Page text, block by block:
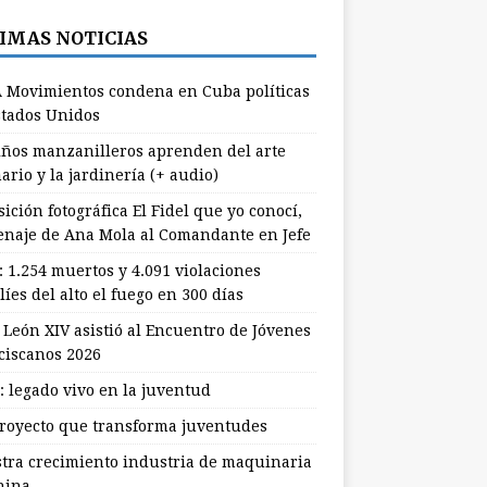
NOTICIAS
Movimientos condena en Cuba políticas
Unidos
manzanilleros aprenden del arte
y la jardinería (+ audio)
fotográfica El Fidel que yo conocí,
de Ana Mola al Comandante en Jefe
1.254 muertos y 4.091 violaciones
del alto el fuego en 300 días
León XIV asistió al Encuentro de Jóvenes
2026
legado vivo en la juventud
que transforma juventudes
crecimiento industria de maquinaria